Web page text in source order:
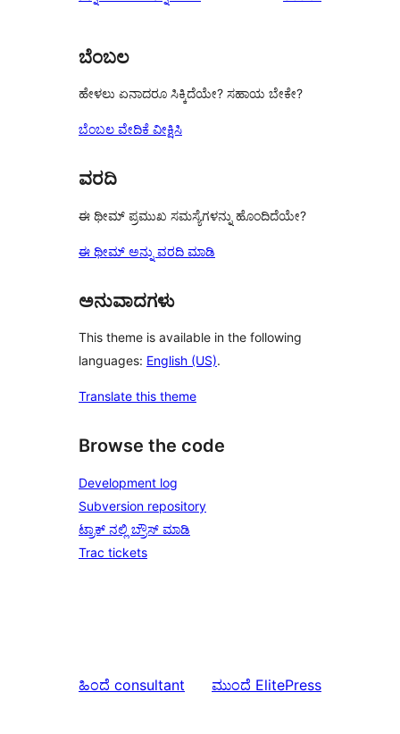
star
ಬೆಂಬಲ
ಹೇಳಲು ಏನಾದರೂ ಸಿಕ್ಕಿದೆಯೇ? ಸಹಾಯ ಬೇಕೇ?
ಬೆಂಬಲ ವೇದಿಕೆ ವೀಕ್ಷಿಸಿ
ವರದಿ
ಈ ಥೀಮ್ ಪ್ರಮುಖ ಸಮಸ್ಯೆಗಳನ್ನು ಹೊಂದಿದೆಯೇ?
ಈ ಥೀಮ್ ಅನ್ನು ವರದಿ ಮಾಡಿ
ಅನುವಾದಗಳು
This theme is available in the following
languages: English (US).
Translate this theme
Browse the code
Development log
Subversion repository
ಟ್ರಾಕ್ ನಲ್ಲಿ ಬ್ರೌಸ್ ಮಾಡಿ
Trac tickets
ಹಿಂದೆ consultant ಮುಂದೆ ElitePress